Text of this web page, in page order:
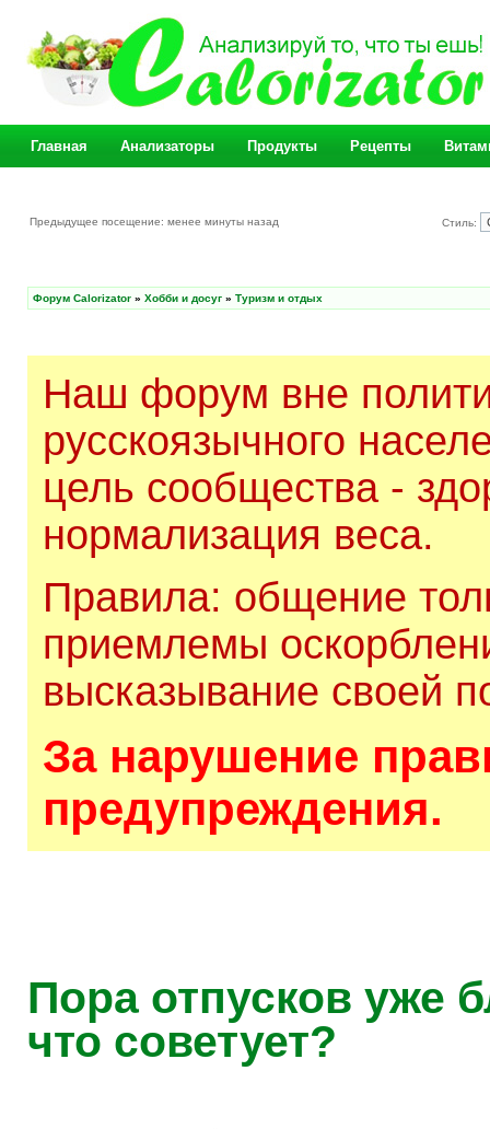
Главная Анализаторы Продукты Рецепты
Предыдущее посещение: менее минуты назад Стиль:
Форум Calorizator » Хобби и досуг » Туризм и отдых
Наш форум вне
русскоязычного
цель сообщества -
нормализация веса.
Правила: общение
приемлемы
высказывание своей
За нарушение
предупреждения.
Пора отпусков уже
что советует?